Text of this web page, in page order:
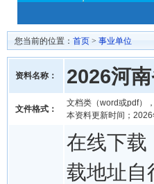
您当前的位置： 首页 > 事业单位
资料名称： 2026河
文件格式：
文档类（word或pdf）
本资料更新时间；
在线下载
载地址自